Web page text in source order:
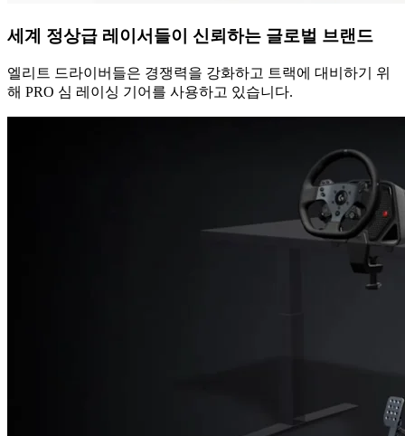
세계 정상급 레이서들이 신뢰하는 글로벌 브랜드
엘리트 드라이버들은 경쟁력을 강화하고 트랙에 대비하기 위
해 PRO 심 레이싱 기어를 사용하고 있습니다.